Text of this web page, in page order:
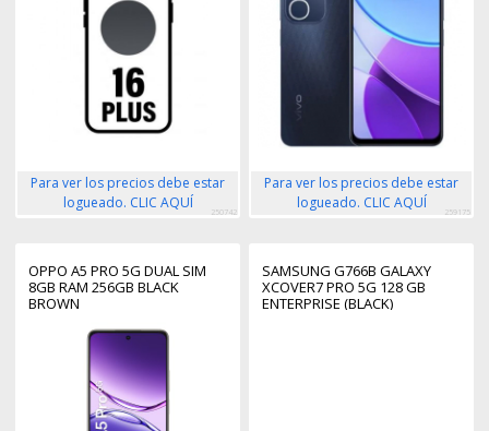
Para ver los precios debe estar
logueado. CLIC AQUÍ
250742
Para ver los precios debe estar
logueado. CLIC AQUÍ
259175
OPPO A5 PRO 5G DUAL SIM
8GB RAM 256GB BLACK
BROWN
SAMSUNG G766B GALAXY
XCOVER7 PRO 5G 128 GB
ENTERPRISE (BLACK)